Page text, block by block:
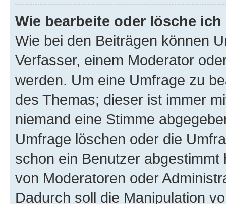
Wie bearbeite oder lösche
Wie bei den Beiträgen können
Verfasser, einem Moderator
werden. Um eine Umfrage zu
des Themas; dieser ist immer
niemand eine Stimme
Umfrage löschen oder die
schon ein Benutzer
von Moderatoren oder
Dadurch soll die Manipulation